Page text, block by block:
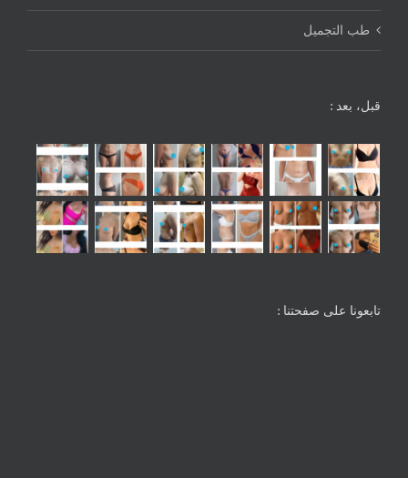
طب التجميل
قبل، بعد :
تابعونا على صفحتنا :